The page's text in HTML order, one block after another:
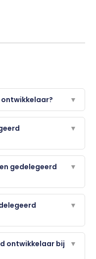
▼
▼
gedelegeerd
▼
▼
ontwikkelaar bij
▼